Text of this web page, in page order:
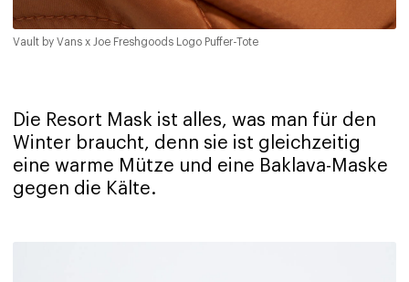
Vault by Vans x Joe Freshgoods Logo Puffer-Tote
Die Resort Mask ist alles, was man für den
Winter braucht, denn sie ist gleichzeitig
eine warme Mütze und eine Baklava-Maske
gegen die Kälte.